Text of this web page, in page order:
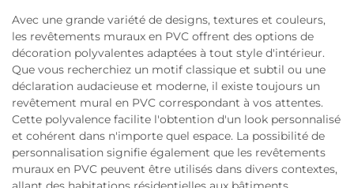
Avec une grande variété de designs, textures et couleurs,
les revêtements muraux en PVC offrent des options de
décoration polyvalentes adaptées à tout style d'intérieur.
Que vous recherchiez un motif classique et subtil ou une
déclaration audacieuse et moderne, il existe toujours un
revêtement mural en PVC correspondant à vos attentes.
Cette polyvalence facilite l'obtention d'un look personnalisé
et cohérent dans n'importe quel espace. La possibilité de
personnalisation signifie également que les revêtements
muraux en PVC peuvent être utilisés dans divers contextes,